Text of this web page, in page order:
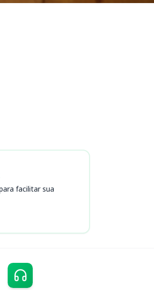
facilitar sua